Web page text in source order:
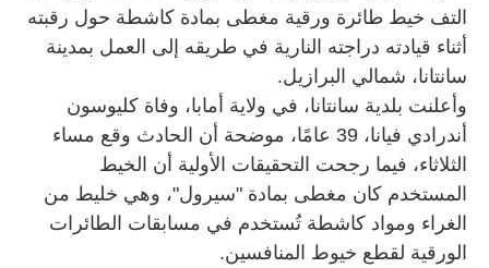
التف خيط طائرة ورقية مغطى بمادة كاشطة حول رقبته
أثناء قيادته دراجته النارية في طريقه إلى العمل بمدينة
سانتانا، شمالي البرازيل.
وأعلنت بلدية سانتانا، في ولاية أمابا، وفاة كليوسون
أندرادي فيانا، 39 عامًا، موضحة أن الحادث وقع مساء
الثلاثاء، فيما رجحت التحقيقات الأولية أن الخيط
المستخدم كان مغطى بمادة "سيرول"، وهي خليط من
الغراء ومواد كاشطة تُستخدم في مسابقات الطائرات
الورقية لقطع خيوط المنافسين.